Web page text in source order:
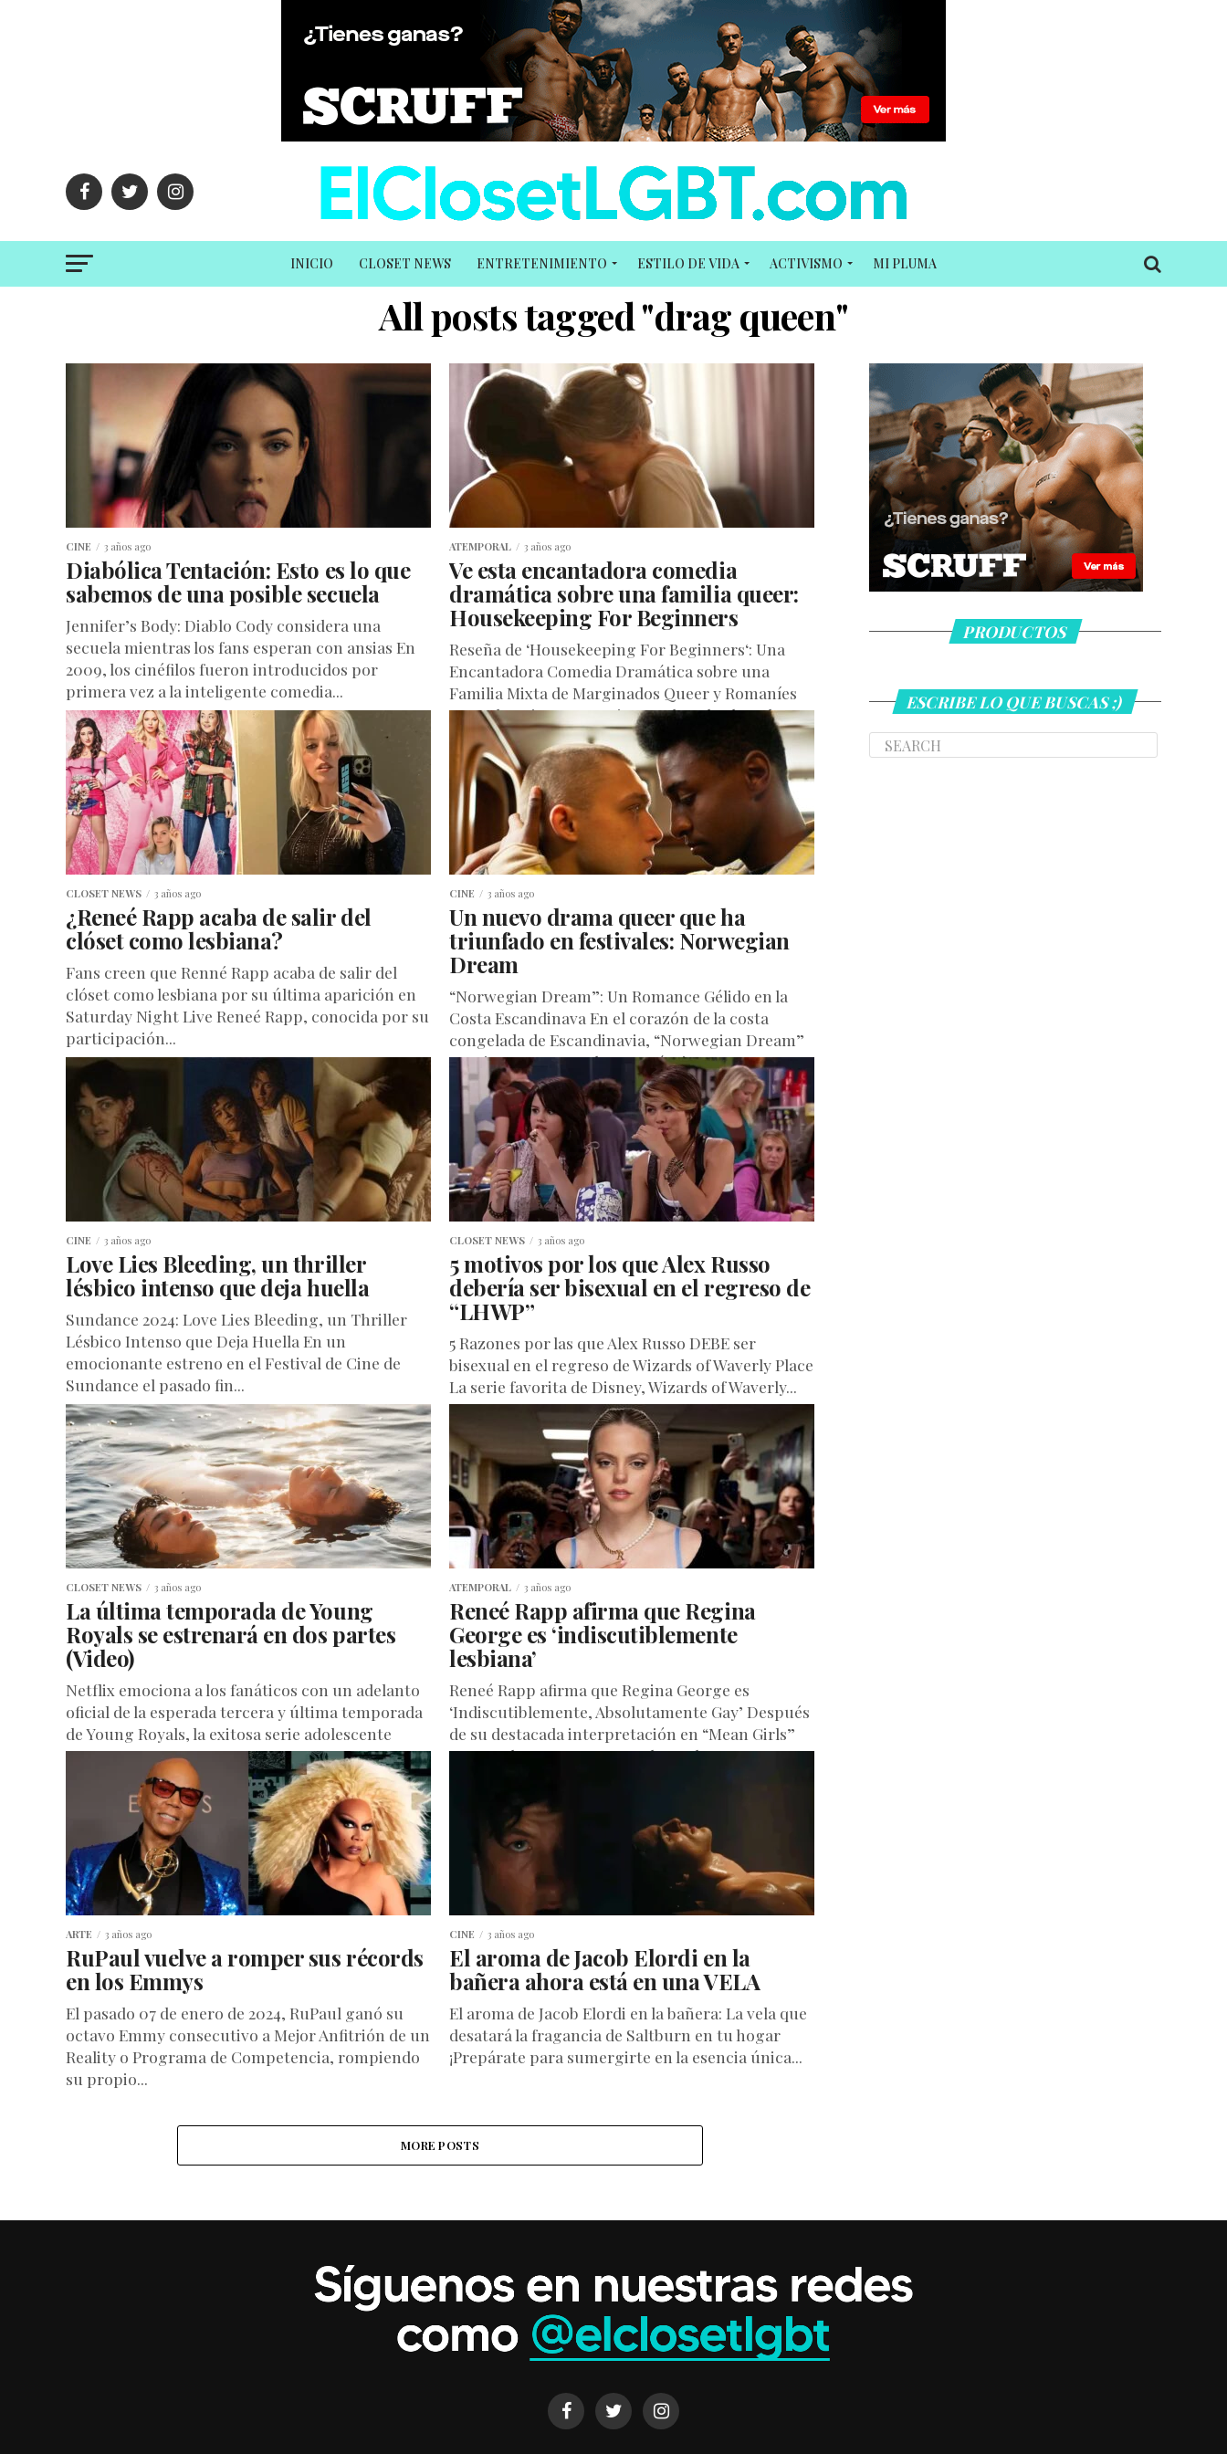
INICIO CLOSET NEWS ENTRETENIMIENTO ESTILO DE VIDA ACTIVISMO MI PLUMA
All posts tagged "drag queen"
CINE 3 años ago
Diabólica Tentación: Esto es lo que
sabemos de una posible secuela
Jennifer’s Body: Diablo Cody considera una
secuela mientras los fans esperan con ansias En
2009, los cinéfilos fueron introducidos por
primera vez a la inteligente comedia...
ATEMPORAL 3 años ago
Ve esta encantadora comedia
dramática sobre una familia queer:
Housekeeping For Beginners
Reseña de ‘Housekeeping For Beginners‘: Una
Encantadora Comedia Dramática sobre una
Familia Mixta de Marginados Queer y Romaníes
Housekeeping For Beginners, la galardonada
película dirigida por...
CLOSET NEWS 3 años ago
¿Reneé Rapp acaba de salir del
clóset como lesbiana?
Fans creen que Renné Rapp acaba de salir del
clóset como lesbiana por su última aparición en
Saturday Night Live Reneé Rapp, conocida por su
participación...
CINE 3 años ago
Un nuevo drama queer que ha
triunfado en festivales: Norwegian
Dream
“Norwegian Dream”: Un Romance Gélido en la
Costa Escandinava En el corazón de la costa
congelada de Escandinavia, “Norwegian Dream”
se erige como un relato romántico...
CINE 3 años ago
Love Lies Bleeding, un thriller
lésbico intenso que deja huella
Sundance 2024: Love Lies Bleeding, un Thriller
Lésbico Intenso que Deja Huella En un
emocionante estreno en el Festival de Cine de
Sundance el pasado fin...
CLOSET NEWS 3 años ago
5 motivos por los que Alex Russo
debería ser bisexual en el regreso de
“LHWP”
5 Razones por las que Alex Russo DEBE ser
bisexual en el regreso de Wizards of Waverly Place
La serie favorita de Disney, Wizards of Waverly...
CLOSET NEWS 3 años ago
La última temporada de Young
Royals se estrenará en dos partes
(Video)
Netflix emociona a los fanáticos con un adelanto
oficial de la esperada tercera y última temporada
de Young Royals, la exitosa serie adolescente
sueca. La trama...
ATEMPORAL 3 años ago
Reneé Rapp afirma que Regina
George es ‘indiscutiblemente
lesbiana’
Reneé Rapp afirma que Regina George es
‘Indiscutiblemente, Absolutamente Gay’ Después
de su destacada interpretación en “Mean Girls”
en Broadway y su regreso al papel en...
ARTE 3 años ago
RuPaul vuelve a romper sus récords
en los Emmys
El pasado 07 de enero de 2024, RuPaul ganó su
octavo Emmy consecutivo a Mejor Anfitrión de un
Reality o Programa de Competencia, rompiendo
su propio...
CINE 3 años ago
El aroma de Jacob Elordi en la
bañera ahora está en una VELA
El aroma de Jacob Elordi en la bañera: La vela que
desatará la fragancia de Saltburn en tu hogar
¡Prepárate para sumergirte en la esencia única...
MORE POSTS
PRODUCTOS
ESCRIBE LO QUE BUSCAS ;)